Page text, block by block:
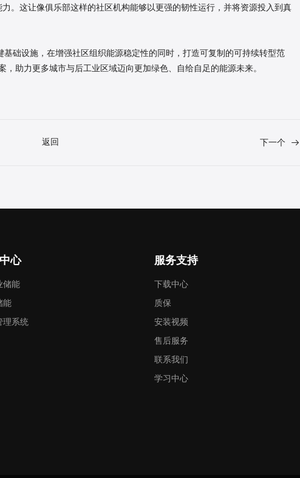
力。这让像俱乐部这样的社区机构能够以更强的韧性运行，并将资源投入到真
础设施，在增强社区组织能源稳定性的同时，打造可复制的可持续转型范
，助力更多城市与后工业区域迈向更加绿色、自给自足的能源未来。
返回 下一个
心
储能
能
理系统
服务支持
下载中心
质保
安装视频
售后服务
联系我们
学习中心